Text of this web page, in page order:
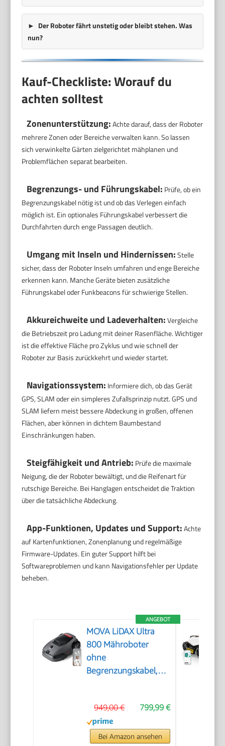
Der Roboter fährt unstetig oder bleibt stehen. Was
nun?
Kauf-Checkliste: Worauf du
achten solltest
Zonenunterstützung:Achte darauf, dass der Roboter
mehrere Zonen oder Bereiche verwalten kann. So lassen
sich verwinkelte Gärten zielgerichtet mähplanen und
Problemflächen separat bearbeiten.
Begrenzungs- und Führungskabel: Prüfe, ob ein
Begrenzungskabel nötig ist und ob das Verlegen einfach
möglich ist. Ein optionales Führungskabel verbessert die
Durchfahrten durch enge Passagen deutlich.
Umgang mit Inseln und Hindernissen:Stelle
sicher, dass der Roboter Inseln umfahren und enge Bereiche
erkennen kann. Manche Geräte bieten zusätzliche
Führungskabel oder Funkbeacons für schwierige Stellen.
Akkureichweite und Ladeverhalten:Vergleiche
die Betriebszeit pro Ladung mit deiner Rasenfläche. Wichtiger
ist die effektive Fläche pro Zyklus und wie schnell der
Roboter zur Basis zurückkehrt und wieder startet.
Navigationssystem: Informiere dich, ob das Gerät
GPS, SLAM oder ein simpleres Zufallsprinzip nutzt. GPS und
SLAM liefern meist bessere Abdeckung in großen, offenen
Flächen, aber können in dichtem Baumbestand
Einschränkungen haben.
Steigfähigkeit und Antrieb: Prüfe die maximale
Neigung, die der Roboter bewältigt, und die Reifenart für
rutschige Bereiche. Bei Hanglagen entscheidet die Traktion
über die tatsächliche Abdeckung.
App-Funktionen, Updates und Support:Achte
auf Kartenfunktionen, Zonenplanung und regelmäßige
Firmware-Updates. Ein guter Support hilft bei
Softwareproblemen und kann Navigationsfehler per Update
beheben.
ANGEBOT
MOVA LiDAX Ultra
800 Mähroboter
ohne
Begrenzungskabel,
799,99 €
949,00 €
Bei Amazon ansehen